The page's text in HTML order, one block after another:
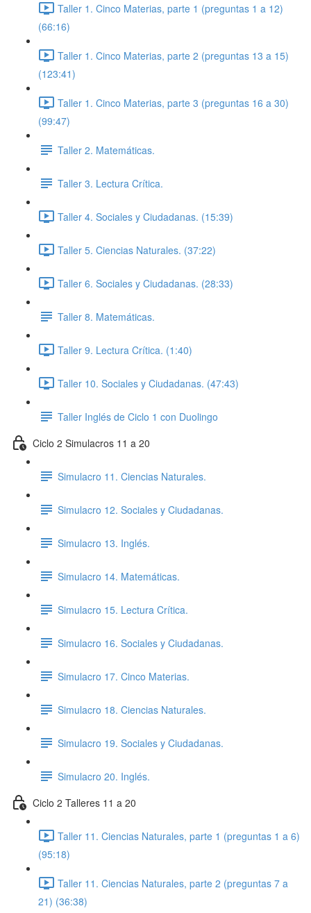
Taller 1. Cinco Materias, parte 1 (preguntas 1 a 12)
(66:16)
Taller 1. Cinco Materias, parte 2 (preguntas 13 a 15)
(123:41)
Taller 1. Cinco Materias, parte 3 (preguntas 16 a 30)
(99:47)
Taller 2. Matemáticas.
Taller 3. Lectura Crítica.
Taller 4. Sociales y Ciudadanas. (15:39)
Taller 5. Ciencias Naturales. (37:22)
Taller 6. Sociales y Ciudadanas. (28:33)
Taller 8. Matemáticas.
Taller 9. Lectura Crítica. (1:40)
Taller 10. Sociales y Ciudadanas. (47:43)
Taller Inglés de Ciclo 1 con Duolingo
Ciclo 2 Simulacros 11 a 20
Simulacro 11. Ciencias Naturales.
Simulacro 12. Sociales y Ciudadanas.
Simulacro 13. Inglés.
Simulacro 14. Matemáticas.
Simulacro 15. Lectura Crítica.
Simulacro 16. Sociales y Ciudadanas.
Simulacro 17. Cinco Materias.
Simulacro 18. Ciencias Naturales.
Simulacro 19. Sociales y Ciudadanas.
Simulacro 20. Inglés.
Ciclo 2 Talleres 11 a 20
Taller 11. Ciencias Naturales, parte 1 (preguntas 1 a 6)
(95:18)
Taller 11. Ciencias Naturales, parte 2 (preguntas 7 a
21) (36:38)